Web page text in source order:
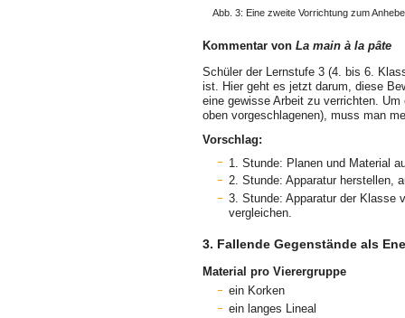
Abb. 3: Eine zweite Vorrichtung zum
Kommentar von La main à la pâte
Schüler der Lernstufe 3 (4. bis 6.
ist. Hier geht es jetzt darum, diese
eine gewisse Arbeit zu verrichten.
oben vorgeschlagenen), muss man
Vorschlag:
1. Stunde: Planen und Material
2. Stunde: Apparatur herstellen,
3. Stunde: Apparatur der Klasse
vergleichen.
3. Fallende Gegenstände als
Material pro Vierergruppe
ein Korken
ein langes Lineal